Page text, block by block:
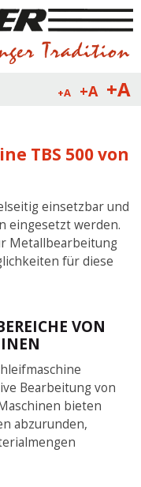
+A +A +A
TBS 500 von
einsetzbar und
eingesetzt werden.
Metallbearbeitung
für diese
VON
Bearbeitung von
bieten
abzurunden,